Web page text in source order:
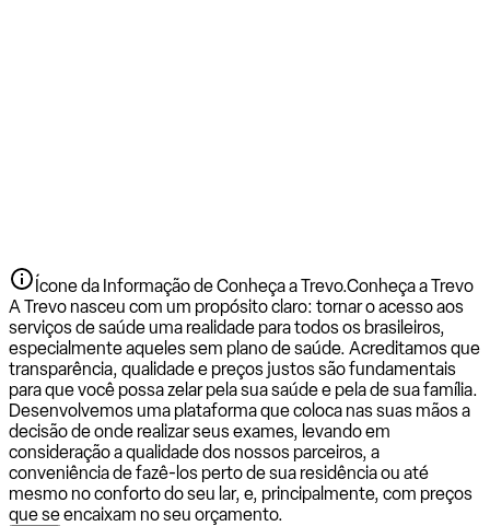
Ícone da Informação de Conheça a Trevo.Conheça a Trevo
A Trevo nasceu com um propósito claro: tornar o acesso aos
serviços de saúde uma realidade para todos os brasileiros,
especialmente aqueles sem plano de saúde. Acreditamos que
transparência, qualidade e preços justos são fundamentais
para que você possa zelar pela sua saúde e pela de sua família.
Desenvolvemos uma plataforma que coloca nas suas mãos a
decisão de onde realizar seus exames, levando em
consideração a qualidade dos nossos parceiros, a
conveniência de fazê-los perto de sua residência ou até
mesmo no conforto do seu lar, e, principalmente, com preços
que se encaixam no seu orçamento.